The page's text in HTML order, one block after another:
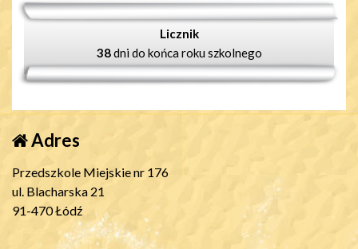
Licznik
38dni do końca roku szkolnego
Adres
Przedszkole Miejskie nr 176
ul. Blacharska 21
91-470 Łódź